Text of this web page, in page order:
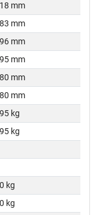
mm
mm
mm
mm
mm
mm
kg
kg
kg
kg